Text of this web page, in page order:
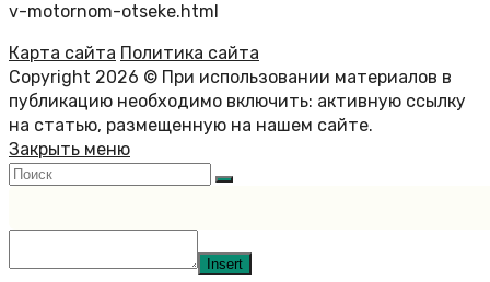
v-motornom-otseke.html
Карта сайта Политика сайта
Copyright 2026 © При использовании материалов в
публикацию необходимо включить: активную ссылку
на статью, размещенную на нашем сайте.
Закрыть меню
Insert